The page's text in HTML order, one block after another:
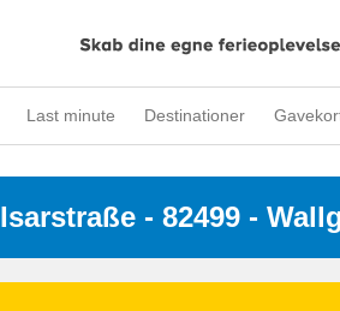
Last minute Destinationer
Isarstraße - 82499 -